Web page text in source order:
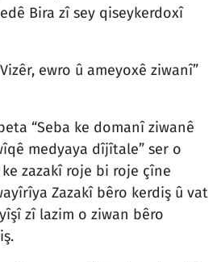
Bira zî sey qiseykerdoxî
ewro û ameyoxê ziwanî”
“Seba ke domanî ziwanê
medyaya dîjîtale” ser o
zazakî roje bi roje çîne
Zazakî bêro kerdiş û vat
zî lazim o ziwan bêro